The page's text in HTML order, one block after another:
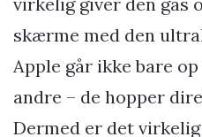
skærme med den
Apple går ikke bare
andre – de hopper
Dermed er det